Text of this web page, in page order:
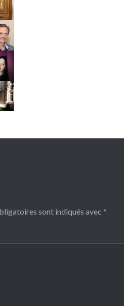
sont indiqués avec *